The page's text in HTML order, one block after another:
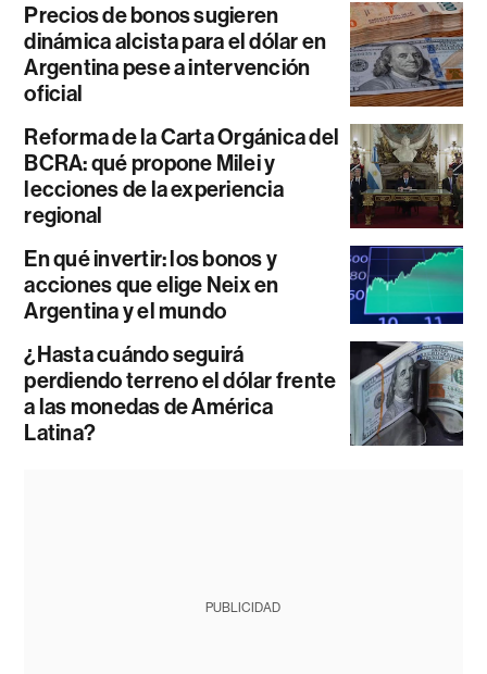
Precios de bonos sugieren
dinámica alcista para el dólar en
Argentina pese a intervención
oficial
Reforma de la Carta Orgánica del
BCRA: qué propone Milei y
lecciones de la experiencia
regional
En qué invertir: los bonos y
acciones que elige Neix en
Argentina y el mundo
¿Hasta cuándo seguirá
perdiendo terreno el dólar frente
a las monedas de América
Latina?
PUBLICIDAD